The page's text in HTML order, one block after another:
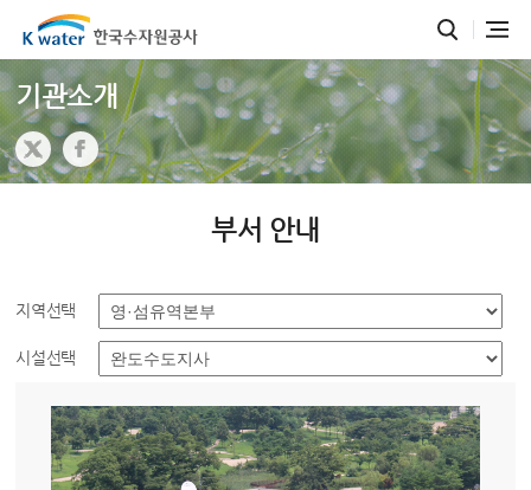
기관소개
부서 안내
지역선택
시설선택